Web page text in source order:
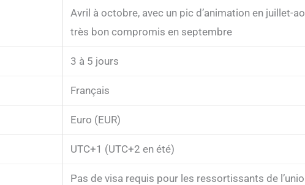
Avril à octobre, avec un pic d’animation en juillet-
très bon compromis en septembre
3 à 5 jours
Français
Euro (EUR)
UTC+1 (UTC+2 en été)
Pas de visa requis pour les ressortissants de